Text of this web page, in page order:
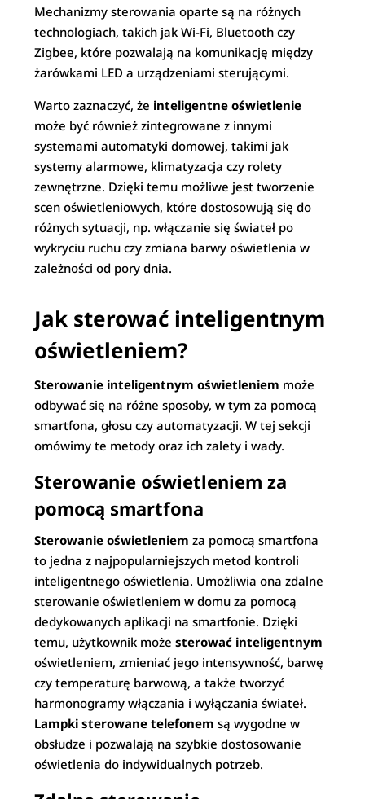
Mechanizmy sterowania oparte są na różnych
technologiach, takich jak Wi-Fi, Bluetooth czy
Zigbee, które pozwalają na komunikację między
żarówkami LED a urządzeniami sterującymi.
Warto zaznaczyć, że inteligentne oświetlenie
może być również zintegrowane z innymi
systemami automatyki domowej, takimi jak
systemy alarmowe, klimatyzacja czy rolety
zewnętrzne. Dzięki temu możliwe jest tworzenie
scen oświetleniowych, które dostosowują się do
różnych sytuacji, np. włączanie się świateł po
wykryciu ruchu czy zmiana barwy oświetlenia w
zależności od pory dnia.
Jak sterować inteligentnym
oświetleniem?
Sterowanie inteligentnym oświetleniem może
odbywać się na różne sposoby, w tym za pomocą
smartfona, głosu czy automatyzacji. W tej sekcji
omówimy te metody oraz ich zalety i wady.
Sterowanie oświetleniem za
pomocą smartfona
Sterowanie oświetleniem za pomocą smartfona
to jedna z najpopularniejszych metod kontroli
inteligentnego oświetlenia. Umożliwia ona zdalne
sterowanie oświetleniem w domu za pomocą
dedykowanych aplikacji na smartfonie. Dzięki
temu, użytkownik możesterować inteligentnym
oświetleniem, zmieniać jego intensywność, barwę
czy temperaturę barwową, a także tworzyć
harmonogramy włączania i wyłączania świateł.
Lampki sterowane telefonem są wygodne w
obsłudze i pozwalają na szybkie dostosowanie
oświetlenia do indywidualnych potrzeb.